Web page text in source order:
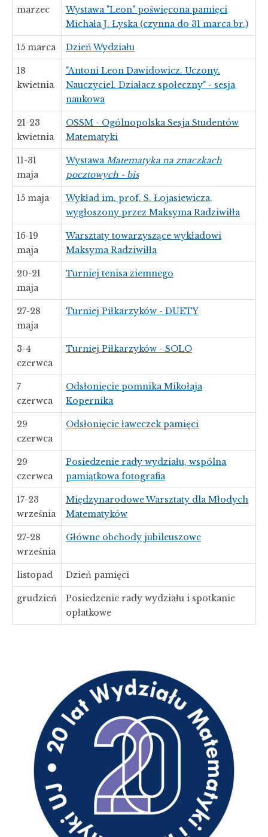
marzec
Wystawa "Leon" poświęcona pamięci
Michała J. Łyska (czynna do 31 marca br.)
15 marca Dzień Wydziału
18
kwietnia
"Antoni Leon Dawidowicz. Uczony.
Nauczyciel. Działacz społeczny" - sesja
naukowa
21-23
kwietnia
OSSM - Ogólnopolska Sesja Studentów
Matematyki
11-31
maja
WystawaMatematyka na znaczkach
pocztowych - bis
15 maja
Wykład im. prof. S. Łojasiewicza,
wygłoszony przez Maksyma Radziwiłła
16-19
maja
Warsztaty towarzyszące wykładowi
Maksyma Radziwiłła
20-21
maja
Turniej tenisa ziemnego
27-28
maja
Turniej Piłkarzyków - DUETY
3-4
czerwca
Turniej Piłkarzyków - SOLO
7
czerwca
Odsłonięcie pomnika Mikołaja
Kopernika
29
czerwca
Odsłonięcie ławeczek pamięci
29
czerwca
Posiedzenie rady wydziału, wspólna
pamiątkowa fotografia
17-23
września
Międzynarodowe Warsztaty dla Młodych
Matematyków
27-28
września
Główne obchody jubileuszowe
listopad Dzień pamięci
grudzień
Posiedzenie rady wydziału i spotkanie
opłatkowe